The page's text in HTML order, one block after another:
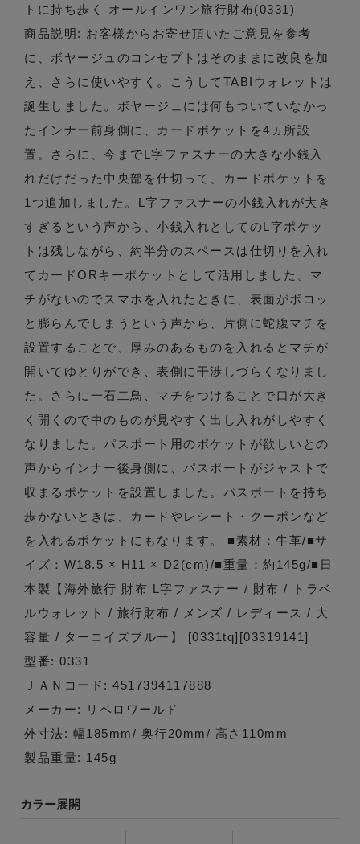
トに持ち歩く オールインワン旅行財布(0331)
商品説明: お客様からお寄せ頂いたご意見を参考
に、ボヤージュのコンセプトはそのままに改良を加
え、さらに使いやすく。こうしてTABIウォレットは
誕生しました。ボヤージュには何もついていなかっ
たインナー前身側に、カードポケットを4ヵ所設
置。さらに、今までL字ファスナーの大きな小銭入
れだけだった中央部を仕切って、カードポケットを
1つ追加しました。L字ファスナーの小銭入れが大き
すぎるという声から、小銭入れとしてのL字ポケッ
トは残しながら、約半分のスペースは仕切りを入れ
てカードORキーポケットとして活用しました。マ
チがないのでスマホを入れたときに、表面がボコッ
と膨らんでしまうという声から、片側に蛇腹マチを
設置することで、厚みのあるものを入れるとマチが
開いてゆとりができ、表側に干渉しづらくなりまし
た。さらに一石二鳥、マチをつけることで口が大き
く開くので中のものが見やすく出し入れがしやすく
なりました。パスポート用のポケットが欲しいとの
声からインナー後身側に、パスポートがジャストで
収まるポケットを設置しました。パスポートを持ち
歩かないときは、カードやレシート・クーポンなど
を入れるポケットにもなります。 ■素材：牛革/■サ
イズ：W18.5 × H11 × D2(cm)/■重量：約145g/■日
本製【海外旅行 財布 L字ファスナー / 財布 / トラベ
ルウォレット / 旅行財布 / メンズ / レディース / 大
容量 / ターコイズブルー】 [0331tq][03319141]
型番: 0331
ＪＡＮコード: 4517394117888
メーカー: リベロワールド
外寸法: 幅185mm/ 奥行20mm/ 高さ110mm
製品重量: 145g
カラー展開